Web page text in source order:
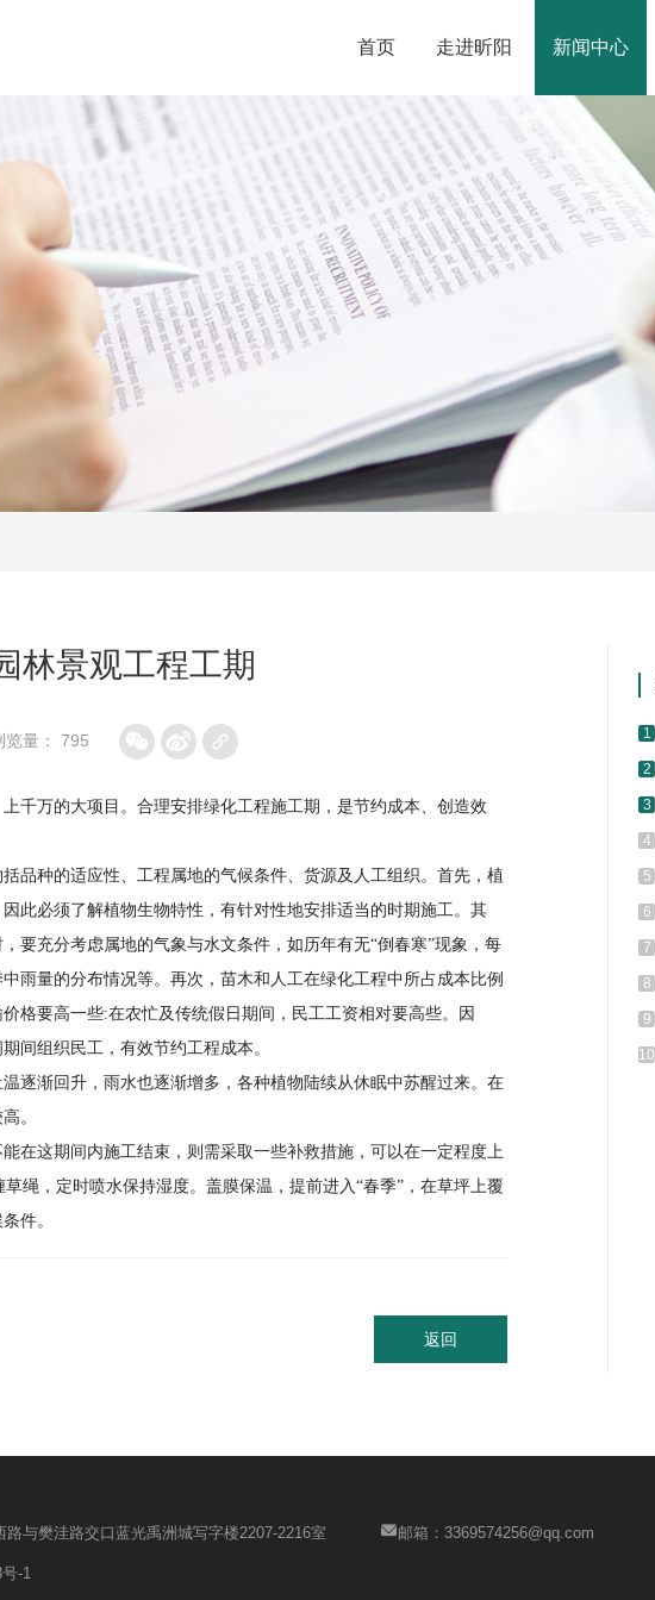
首页 走进昕阳 新闻中心
林景观工程工期
览量： 795
千万的大项目。合理安排绿化工程施工期，是节约成本、创造效
品种的适应性、工程属地的气候条件、货源及人工组织。首先，植
此必须了解植物生物特性，有针对性地安排适当的时期施工。其
要充分考虑属地的气象与水文条件，如历年有无“倒春寒”现象，每
雨量的分布情况等。再次，苗木和人工在绿化工程中所占成本比例
格要高一些:在农忙及传统假日期间，民工工资相对要高些。因
间组织民工，有效节约工程成本。
逐渐回升，雨水也逐渐增多，各种植物陆续从休眠中苏醒过来。在
。
在这期间内施工结束，则需采取一些补救措施，可以在一定程度上
绳，定时喷水保持湿度。盖膜保温，提前进入“春季”，在草坪上覆
件。
返回
1
2
3
4
5
6
7
8
9
10
与樊洼路交口蓝光禹洲城写字楼2207-2216室 邮箱：3369574256@qq.com
-1